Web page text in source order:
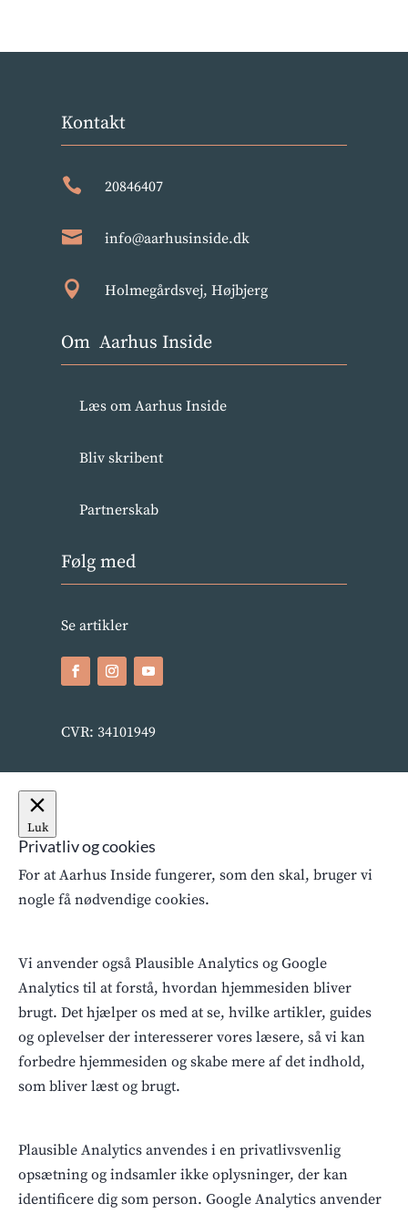
Kontakt
 20846407
 info@aarhusinside.dk
 Holmegårdsvej, Højbjerg
Om Aarhus Inside
Læs om Aarhus Inside
Bliv skribent
Partnerskab
Følg med
Se artikler
CVR: 34101949
Luk
Privatliv og cookies
For at Aarhus Inside fungerer, som den skal, bruger vi
nogle få nødvendige cookies.
Vi anvender også Plausible Analytics og Google
Analytics til at forstå, hvordan hjemmesiden bliver
brugt. Det hjælper os med at se, hvilke artikler, guides
og oplevelser der interesserer vores læsere, så vi kan
forbedre hjemmesiden og skabe mere af det indhold,
som bliver læst og brugt.
Plausible Analytics anvendes i en privatlivsvenlig
opsætning og indsamler ikke oplysninger, der kan
identificere dig som person. Google Analytics anvender